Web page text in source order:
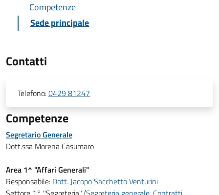
Competenze
Sede principale
Contatti
Telefono:0429 81247
Competenze
Segretario Generale
Dott.ssa Morena Casumaro
Area 1^ "Affari Generali"
Responsabile: Dott. Jacopo Sacchetto Venturini